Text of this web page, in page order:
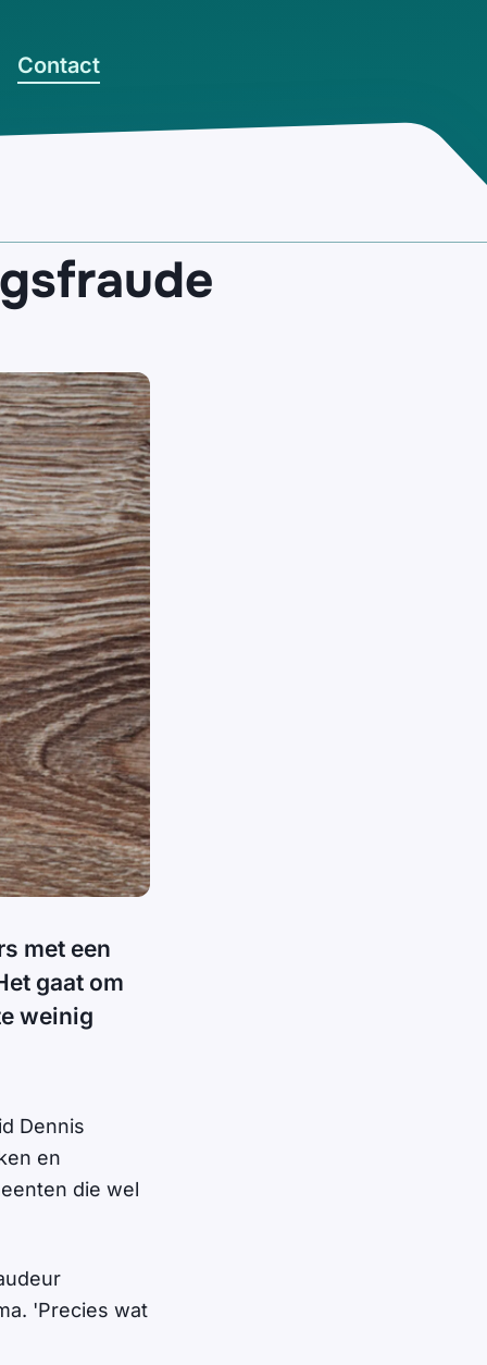
Contact
met een
gaat om
weinig
Dennis
en
die wel
'Precies wat